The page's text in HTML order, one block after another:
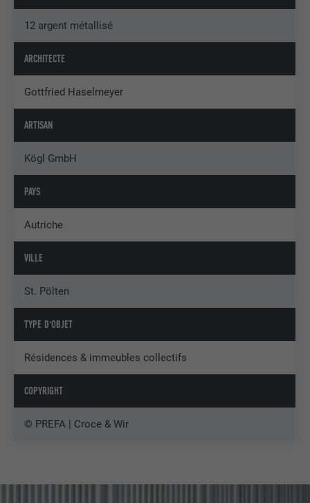
12 argent métallisé
ARCHITECTE
Gottfried Haselmeyer
ARTISAN
Kögl GmbH
PAYS
Autriche
VILLE
St. Pölten
TYPE D'OBJET
Résidences & immeubles collectifs
COPYRIGHT
© PREFA | Croce & Wir